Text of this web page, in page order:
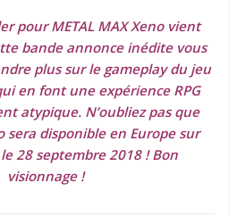
pour METAL MAX Xeno vient
bande annonce inédite vous
plus sur le gameplay du jeu
en font une expérience RPG
atypique. N’oubliez pas que
sera disponible en Europe sur
28 septembre 2018 ! Bon
visionnage !